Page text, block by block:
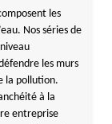
les
Nos séries de
les murs
la pollution.
à la
entreprise